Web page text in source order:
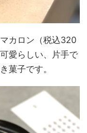
カロン（税込320
愛らしい、片手で
菓子です。